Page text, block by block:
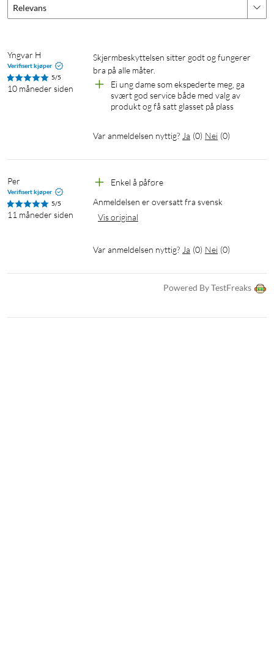
Relevans
Yngvar H
Verifisert kjøper
5/5
10 måneder siden
Skjermbeskyttelsen sitter godt og fungerer
bra på alle måter.
Ei ung dame som ekspederte meg, ga
svært god service både med valg av
produkt og få satt glasset på plass
Var anmeldelsen nyttig? Ja (0) Nei (0)
Per
Verifisert kjøper
5/5
11 måneder siden
Enkel å påføre
Anmeldelsen er oversatt fra svensk
Vis original
Var anmeldelsen nyttig? Ja (0) Nei (0)
Powered By TestFreaks